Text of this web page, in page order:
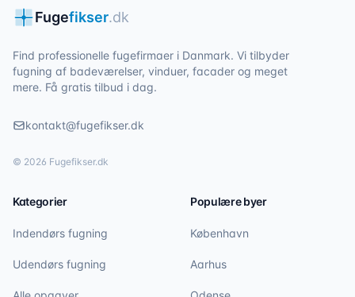
Fugefikser.dk
Find professionelle fugefirmaer i Danmark. Vi tilbyder
fugning af badeværelser, vinduer, facader og meget
mere. Få gratis tilbud i dag.
kontakt@fugefikser.dk
© 2026 Fugefikser.dk
Kategorier
Indendørs fugning
Udendørs fugning
Populære byer
København
Aarhus